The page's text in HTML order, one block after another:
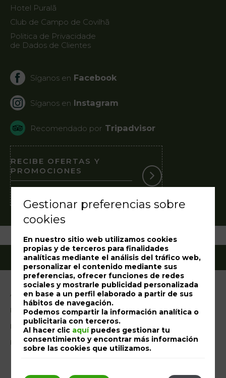
Destino
Guarda
Hotel Puralã
Club de Campo de Covilhã
Politica de Privacidade
de Dados de Clientes
Síganos en Facebook
Síganos en Instagram
Recomendado por Tripadvisor
RECIBE OFERTAS Y
PROMOCIONES
Aviso legal
Política de cookies
Libro de reclamaciones
RAL
Gestionar preferencias sobre
cookies
En nuestro sitio web utilizamos cookies
propias y de terceros para finalidades
analíticas mediante el análisis del tráfico web,
personalizar el contenido mediante sus
preferencias, ofrecer funciones de redes
sociales y mostrarle publicidad personalizada
en base a un perfil elaborado a partir de sus
hábitos de navegación.
Podemos compartir la información analítica o
publicitaria con terceros.
Al hacer clic aquípuedes gestionar tu
consentimiento y encontrar más información
sobre las cookies que utilizamos.